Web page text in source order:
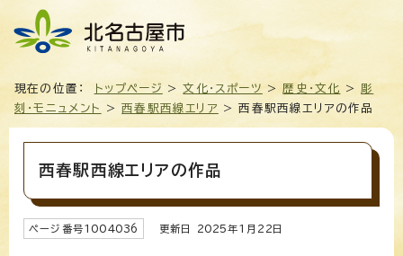
現在の位置： トップページ >文化・スポーツ >歴史・文化 > 彫
刻・モニュメント
>西春駅西線エリア > 西春駅西線エリアの作品
西春駅西線エリアの作品
ページ番号1004036 更新日 2025年1月 22 日